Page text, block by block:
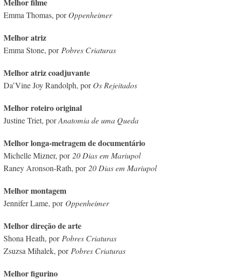
Melhor filme
Emma Thomas, porOppenheimer
Melhor atriz
Emma Stone, porPobres Criaturas
Melhor atriz coadjuvante
Da’Vine Joy Randolph, porOs Rejeitados
Melhor roteiro original
Justine Triet, porAnatomia de uma Queda
Melhor longa-metragem de documentário
Michelle Mizner, por20 Dias em Mariupol
Raney Aronson-Rath, por20 Dias em Mariupol
Melhor montagem
Jennifer Lame, por Oppenheimer
Melhor direção de arte
Shona Heath, porPobres Criaturas
Zsuzsa Mihalek, porPobres Criaturas
Melhor figurino